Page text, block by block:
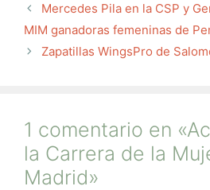
Mercedes Pila en la CSP y
MIM ganadoras femeninas de
Zapatillas WingsPro de
1 comentario en
la Carrera de la
Madrid»